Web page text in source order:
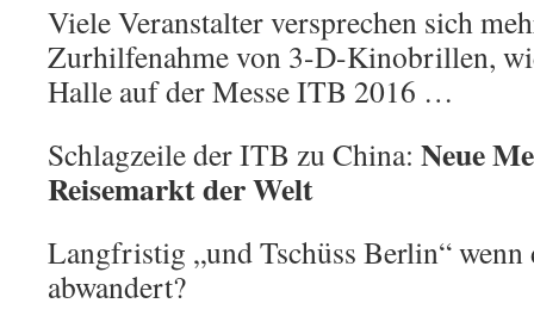
Viele Veranstalter versprechen sich
Zurhilfenahme von 3-D-Kinobrillen,
Halle auf der Messe ITB 2016 …
Schlagzeile der ITB zu China: Neue
Reisemarkt der Welt
Langfristig „und Tschüss Berlin“
abwandert?